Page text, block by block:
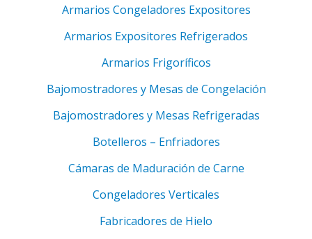
Armarios Congeladores Expositores
Armarios Expositores Refrigerados
Armarios Frigoríficos
Bajomostradores y Mesas de Congelación
Bajomostradores y Mesas Refrigeradas
Botelleros – Enfriadores
Cámaras de Maduración de Carne
Congeladores Verticales
Fabricadores de Hielo